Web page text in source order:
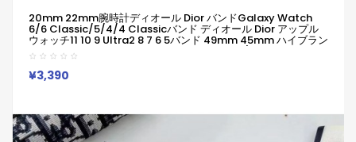
20mm 22mm腕時計ディオール Dior バンドGalaxy Watch
6/6 Classic/5/4/4 Classicバンド ディオール Dior アップル
ウォッチ11 10 9 Ultra2 8 7 6 5バンド 49mm 45mm ハイブラン
ド柔らかい 通気性 防水 防汗 男女兼用 Galaxy/appleなどウォ
ッチ対応
¥3,390